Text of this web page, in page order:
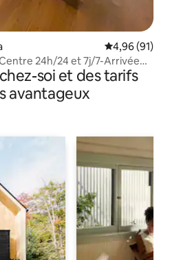
Évaluation
4,96 (91)
24h/24 et 7j/7-Arrivée
soi et des tarifs
avantageux